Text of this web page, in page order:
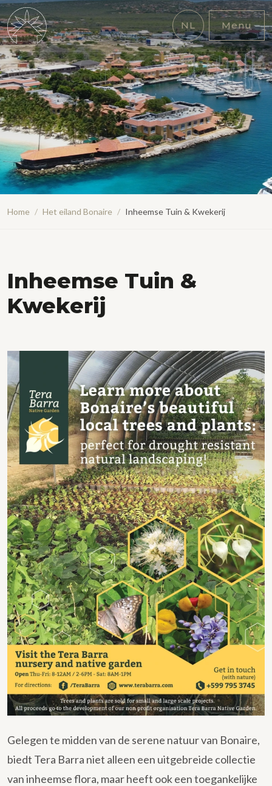
NL Menu
Home / Het eiland Bonaire / Inheemse Tuin & Kwekerij
Inheemse Tuin &
Kwekerij
Gelegen te midden van de serene natuur van Bonaire,
biedt Tera Barra niet alleen een uitgebreide collectie
van inheemse flora, maar heeft ook een toegankelijke